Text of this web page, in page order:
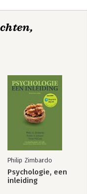
Philip Zimbardo
Psychologie, een
inleiding